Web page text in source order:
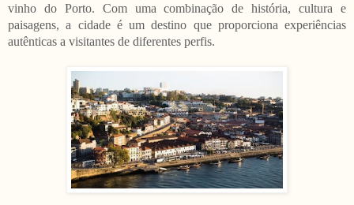
vinho do Porto. Com uma combinação de história, cultura e
paisagens, a cidade é um destino que proporciona experiências
autênticas a visitantes de diferentes perfis.